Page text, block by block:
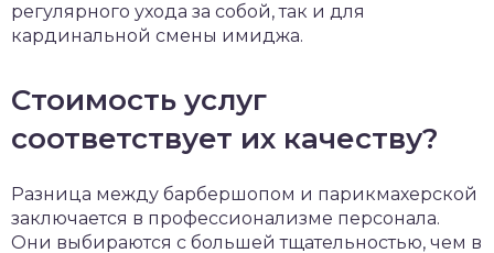
регулярного ухода за собой, так и для
кардинальной смены имиджа.
Стоимость услуг
соответствует их качеству?
Разница между барбершопом и парикмахерской
заключается в профессионализме персонала.
Они выбираются с большей тщательностью, чем в